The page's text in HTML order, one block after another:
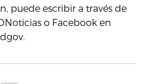
puede escribir a través de
o Facebook en